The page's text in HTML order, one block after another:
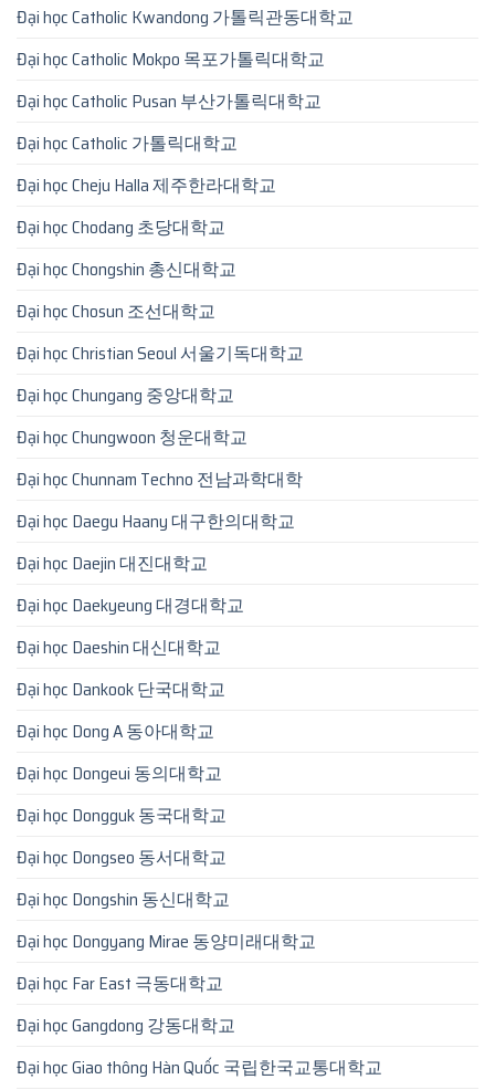
Đại học Catholic Kwandong 가톨릭관동대학교
Đại học Catholic Mokpo 목포가톨릭대학교
Đại học Catholic Pusan 부산가톨릭대학교
Đại học Catholic 가톨릭대학교
Đại học Cheju Halla 제주한라대학교
Đại học Chodang 초당대학교
Đại học Chongshin 총신대학교
Đại học Chosun 조선대학교
Đại học Christian Seoul 서울기독대학교
Đại học Chungang 중앙대학교
Đại học Chungwoon 청운대학교
Đại học Chunnam Techno 전남과학대학
Đại học Daegu Haany 대구한의대학교
Đại học Daejin 대진대학교
Đại học Daekyeung 대경대학교
Đại học Daeshin 대신대학교
Đại học Dankook 단국대학교
Đại học Dong A 동아대학교
Đại học Dongeui 동의대학교
Đại học Dongguk 동국대학교
Đại học Dongseo 동서대학교
Đại học Dongshin 동신대학교
Đại học Dongyang Mirae 동양미래대학교
Đại học Far East 극동대학교
Đại học Gangdong 강동대학교
Đại học Giao thông Hàn Quốc 국립한국교통대학교